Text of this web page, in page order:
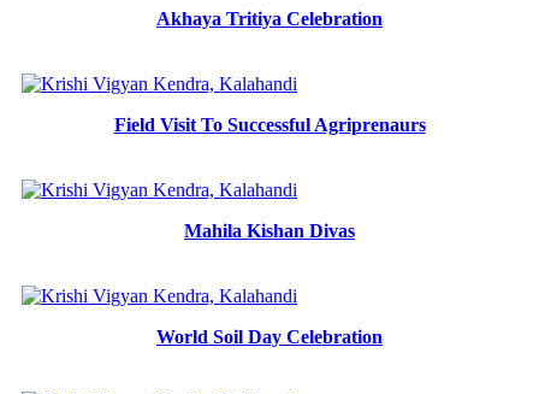
Akhaya Tritiya Celebration
Field Visit To Successful Agriprenaurs
Mahila Kishan Divas
World Soil Day Celebration